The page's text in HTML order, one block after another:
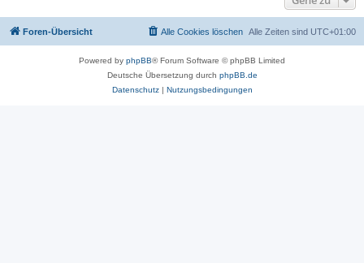
Foren-Übersicht Alle Zeiten sind UTC+01:00
Alle Cookies löschen
Powered by phpBB® Forum Software © phpBB Limited
Deutsche Übersetzung durch phpBB.de
Datenschutz| Nutzungsbedingungen